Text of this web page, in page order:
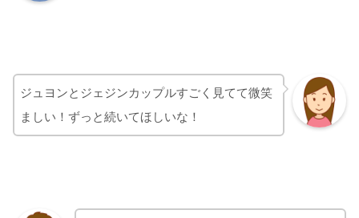
ジュヨンとジェジンカップルすごく見てて微笑
ましい！ずっと続いてほしいな！